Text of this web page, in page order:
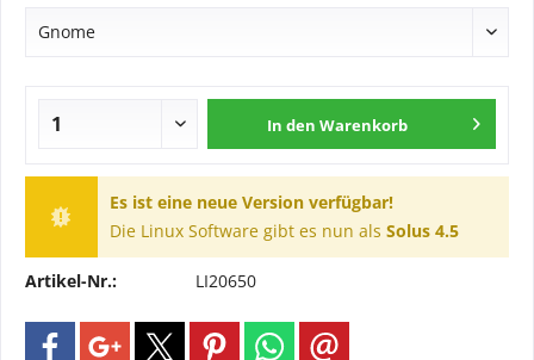
In den Warenkorb
Es ist eine neue Version verfügbar!
Die Linux Software gibt es nun als Solus 4.5
Artikel-Nr.: LI20650